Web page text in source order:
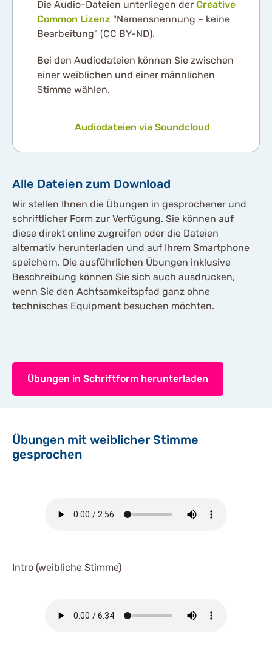
Die Audio-Dateien unterliegen der Creative
Common Lizenz "Namensnennung – keine
Bearbeitung" (CC BY-ND).
Bei den Audiodateien können Sie zwischen
einer weiblichen und einer männlichen
Stimme wählen.
Audiodateien via Soundcloud
Alle Dateien zum Download
Wir stellen Ihnen die Übungen in gesprochener und
schriftlicher Form zur Verfügung. Sie können auf
diese direkt online zugreifen oder die Dateien
alternativ herunterladen und auf Ihrem Smartphone
speichern. Die ausführlichen Übungen inklusive
Beschreibung können Sie sich auch ausdrucken,
wenn Sie den Achtsamkeitspfad ganz ohne
technisches Equipment besuchen möchten.
Übungen in Schriftform herunterladen
Übungen mit weiblicher Stimme
gesprochen
Intro (weibliche Stimme)